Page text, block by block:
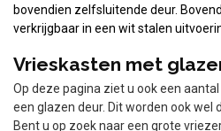
bovendien zelfsluitende deur.
verkrijgbaar in een wit stalen
Vrieskasten met
Op deze pagina ziet u ook een
een glazen deur. Dit worden ook wel
Bent u op zoek naar een grote